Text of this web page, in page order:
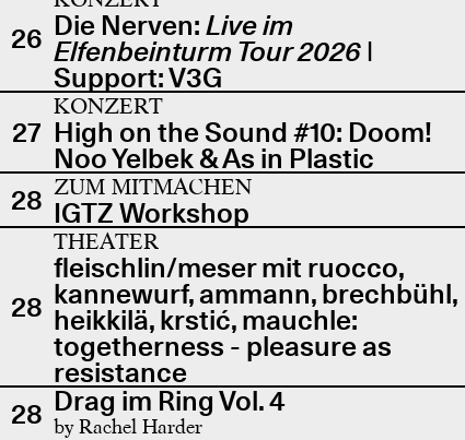
26 Die Nerven:Live im
Elfenbeinturm Tour 2026 |
Support: V3G
27
KONZERT
High on the Sound #10: Doom!
Noo Yelbek & As in Plastic
28 ZUM MITMACHEN
IGTZ Workshop
28
THEATER
fleischlin/meser mit ruocco,
kannewurf, ammann, brechbühl,
heikkilä, krstić, mauchle:
togetherness - pleasure as
resistance
28 Drag im Ring Vol. 4
by Rachel Harder